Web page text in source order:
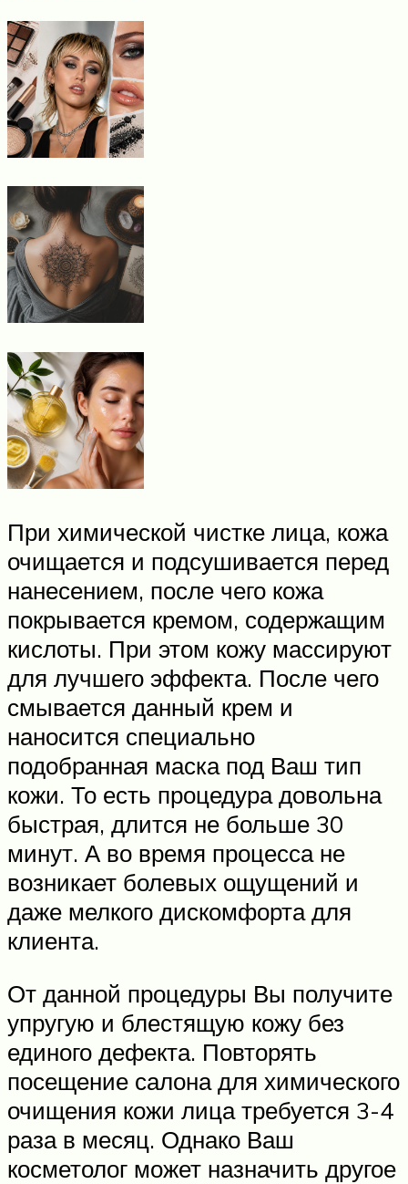
При химической чистке лица, кожа
очищается и подсушивается перед
нанесением, после чего кожа
покрывается кремом, содержащим
кислоты. При этом кожу массируют
для лучшего эффекта. После чего
смывается данный крем и
наносится специально
подобранная маска под Ваш тип
кожи. То есть процедура довольна
быстрая, длится не больше 30
минут. А во время процесса не
возникает болевых ощущений и
даже мелкого дискомфорта для
клиента.
От данной процедуры Вы получите
упругую и блестящую кожу без
единого дефекта. Повторять
посещение салона для химического
очищения кожи лица требуется 3-4
раза в месяц. Однако Ваш
косметолог может назначить другое